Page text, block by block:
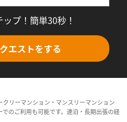
プ！簡単30秒！
エストをする
リーマンション・マンスリーマンション
のご利用も可能です。連泊・長期出張の経